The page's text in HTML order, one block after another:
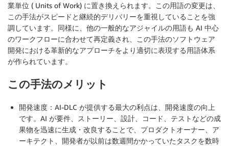
業単位 ( Units of Work) に置き換えられます。この用語の変更は、
この手法がスピードと継続的デリバリーを重視していることを強
調しています。同様に、他の一般的なアジャイルの用語も AI 中心
のワークフローに合わせて再定義され、この手法のソフトウェア
開発における革新的なアプローチをより適切に表現する用語体系
が作られています。
この手法のメリット
開発速度 ：AI-DLC が提供する最大の利点は、開発速度の向上
です。AI が要件、ストーリー、設計、コード、テストなどの成
果物を迅速に生成・改良することで、プロダクトオーナー、ア
ーキテクト、開発者が以前は数週間かかっていたタスクを数時